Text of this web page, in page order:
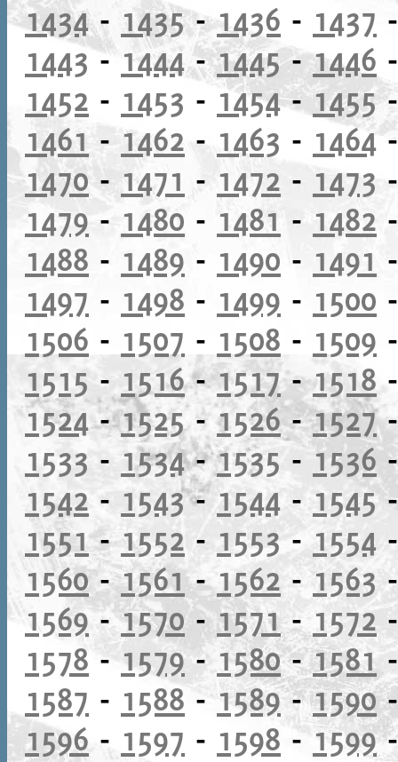
1434- 1435-1436 - 1437
1443- 1444-1445-1446
1452 - 1453 - 1454-1455
1461 -1462 - 1463 - 1464
1470- 1471 - 1472 - 1473
1479 - 1480 - 1481 - 1482
1488 - 1489 - 1490 - 1491
1497 - 1498 - 1499 - 1500
1506 - 1507 - 1508 - 1509
1515- 1516-1517-1518
1524-1525-1526-1527
1533 - 1534-1535 - 1536
1542 - 1543-1544- 1545
1551-1552 - 1553- 1554
1560-1561-1562-1563
1569-1570-1571- 1572
1578-1579- 1580-1581
1587 - 1588 -1589-1590
1596- 1597 - 1598 - 1599